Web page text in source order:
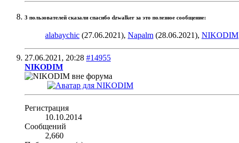
3 пользователей сказали cпасибо dzwalker за это полезное сообщение:
alabaychic (27.06.2021), Napalm (28.06.2021), NIKODIM
27.06.2021, 20:28 #14955
NIKODIM
Регистрация
10.10.2014
Сообщений
2,660